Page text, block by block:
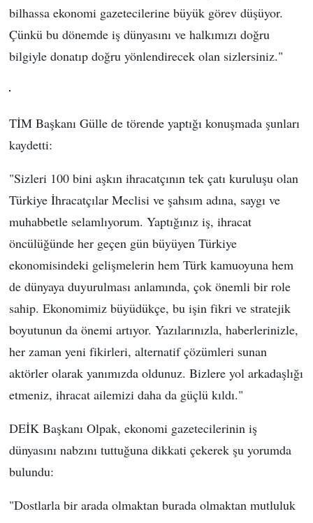
bilhassa ekonomi gazetecilerine büyük görev düşüyor.
Çünkü bu dönemde iş dünyasını ve halkımızı doğru
bilgiyle donatıp doğru yönlendirecek olan sizlersiniz."
TİM Başkanı Gülle de törende yaptığı konuşmada şunları
kaydetti:
"Sizleri 100 bini aşkın ihracatçının tek çatı kuruluşu olan
Türkiye İhracatçılar Meclisi ve şahsım adına, saygı ve
muhabbetle selamlıyorum. Yaptığınız iş, ihracat
öncülüğünde her geçen gün büyüyen Türkiye
ekonomisindeki gelişmelerin hem Türk kamuoyuna hem
de dünyaya duyurulması anlamında, çok önemli bir role
sahip. Ekonomimiz büyüdükçe, bu işin fikri ve stratejik
boyutunun da önemi artıyor. Yazılarınızla, haberlerinizle,
her zaman yeni fikirleri, alternatif çözümleri sunan
aktörler olarak yanımızda oldunuz. Bizlere yol arkadaşlığı
etmeniz, ihracat ailemizi daha da güçlü kıldı."
DEİK Başkanı Olpak, ekonomi gazetecilerinin iş
dünyasını nabzını tuttuğuna dikkati çekerek şu yorumda
bulundu:
"Dostlarla bir arada olmaktan burada olmaktan mutluluk